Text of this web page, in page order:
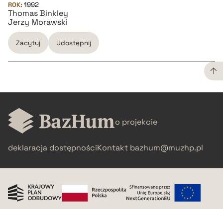
BIBTEX
pobierz cytat
ROK: 1992
Thomas Binkley
Jerzy Morawski
Zacytuj Udostępnij
CZYSTY TEKST
pobierz cytat
BIBTEX
o projekcie
deklaracja dostępnościKontakt bazhum@muzhp.pl